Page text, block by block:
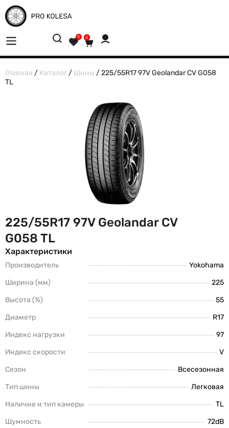
0 0
Главная / Каталог / Шины / 225/55R17 97V Geolandar CV G058
TL
225/55R17 97V Geolandar CV
G058 TL
Характеристики
Производитель
Yokohama
Ширина (мм)
225
Высота (%)
55
Диаметр
R17
Индекс нагрузки
97
Индекс скорости
V
Сезон
Всесезонная
Тип шины
Легковая
Наличие и тип камеры
TL
Шумность
72dB